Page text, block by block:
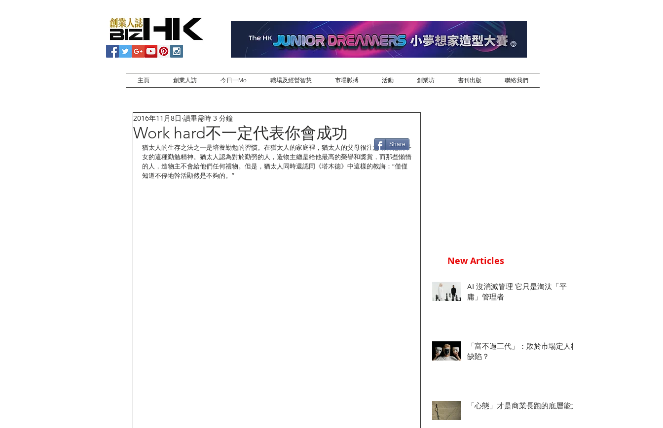
主頁 創業人訪 今日一Mo 職場及經營智慧 市場脈搏 活動 創業坊 書刊出版 聯絡我們
Work hard不一定代表你會成功
2016年11月8日 讀畢需時 3 分鐘
猶太人的生存之法之一是培養勤勉的習慣。在猶太人的家庭裡，猶太人的父母很注意培養他們子
女的這種勤勉精神。猶太人認為對於勤勞的人，造物主總是給他最高的榮譽和獎賞，而那些懶惰
的人，造物主不會給他們任何禮物。但是，猶太人同時還認同《塔木德》中這樣的教誨：“僅僅
知道不停地幹活顯然是不夠的。”
Share
New Articles
AI 沒消滅管理 它只是淘汰「平
庸」管理者
「富不過三代」：敗於市場定人格
缺陷？
「心態」才是商業長跑的底層能力